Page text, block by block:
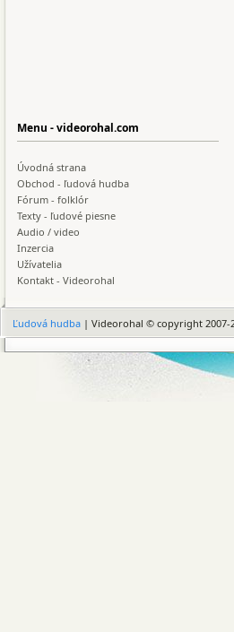
Menu - videorohal.com
Úvodná strana
Obchod - ľudová hudba
Fórum - folklór
Texty - ľudové piesne
Audio / video
Inzercia
Užívatelia
Kontakt - Videorohal
Ľudová hudba | Videorohal © copyright 2007-